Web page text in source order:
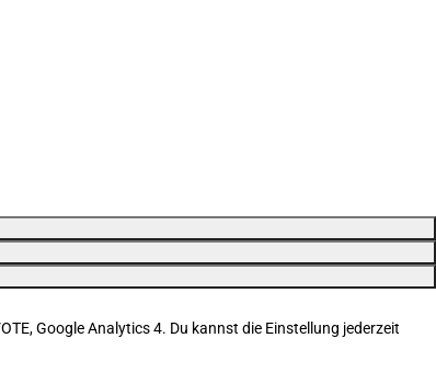
Google Analytics 4. Du kannst die Einstellung jederzeit